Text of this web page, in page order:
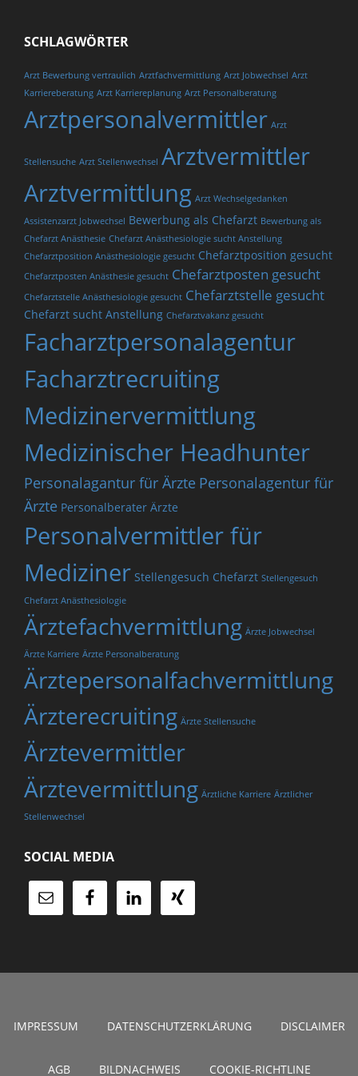
SCHLAGWÖRTER
Arzt Bewerbung vertraulich Arztfachvermittlung Arzt Jobwechsel Arzt
Karriereberatung Arzt Karriereplanung Arzt Personalberatung
Arztpersonalvermittler Arzt
Stellensuche Arzt Stellenwechsel Arztvermittler
Arztvermittlung Arzt Wechselgedanken
Assistenzarzt Jobwechsel Bewerbung als Chefarzt Bewerbung als
Chefarzt Anästhesie Chefarzt Anästhesiologie sucht Anstellung
Chefarztposition Anästhesiologie gesucht Chefarztposition gesucht
Chefarztposten Anästhesie gesucht Chefarztposten gesucht
Chefarztstelle Anästhesiologie gesucht Chefarztstelle gesucht
Chefarzt sucht Anstellung Chefarztvakanz gesucht
Facharztpersonalagentur
Facharztrecruiting
Medizinervermittlung
Medizinischer Headhunter
Personalagantur für Ärzte Personalagentur für
Ärzte Personalberater Ärzte
Personalvermittler für
Mediziner Stellengesuch Chefarzt Stellengesuch
Chefarzt Anästhesiologie
Ärztefachvermittlung Ärzte Jobwechsel
Ärzte Karriere Ärzte Personalberatung
Ärztepersonalfachvermittlung
Ärzterecruiting Ärzte Stellensuche
Ärztevermittler
Ärztevermittlung Ärztliche Karriere Ärztlicher
Stellenwechsel
SOCIAL MEDIA
IMPRESSUM DATENSCHUTZERKLÄRUNG DISCLAIMER
AGB BILDNACHWEIS COOKIE-RICHTLINE